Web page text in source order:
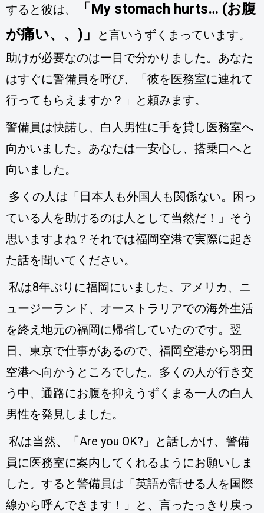
すると彼は、
「My stomach hurts… (お腹
が痛い、、)」
と言いうずくまっています。
助けが必要なのは一目で分かりました。あなた
はすぐに警備員を呼び、「彼を医務室に連れて
行ってもらえますか？」と頼みます。
警備員は快諾し、白人男性に手を貸し医務室へ
向かいました。あなたは一安心し、搭乗口へと
向いました。
多くの人は「日本人も外国人も関係ない。困っ
ている人を助けるのは人として当然だ！」そう
思いますよね？それでは福岡空港で実際に起き
た話を聞いてください。
私は8年ぶりに福岡にいました。アメリカ、ニ
ュージーランド、オーストラリアでの海外生活
を終え地元の福岡に帰省していたのです。翌
日、東京で仕事があるので、福岡空港から羽田
空港へ向かうところでした。多くの人が行き交
う中、通路にお腹を抑えうずくまる一人の白人
男性を発見しました。
私は当然、「Are you OK?」と話しかけ、警備
員に医務室に案内してくれるようにお願いしま
した。すると警備員は「英語が話せる人を国際
線から呼んできます！」と、言ったっきり戻っ